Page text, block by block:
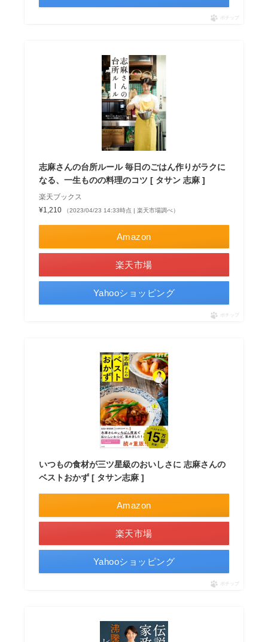
ポチップ
志麻さんの台所ルール 毎日のごはん作りがラクに
なる、一生ものの料理のコツ [ タサン 志麻 ]
楽天ブックス
¥1,210
（2023/04/23 14:33時点 | 楽天市場調べ）
Amazon
楽天市場
Yahooショッピング
ポチップ
いつもの食材が三ツ星級のおいしさに 志麻さんの
ベストおかず [ タサン志麻 ]
Amazon
楽天市場
Yahooショッピング
ポチップ